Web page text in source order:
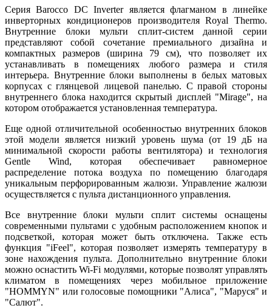
Серия Barocco DC Inverter является флагманом в линейке
инверторных кондиционеров производителя Royal Thermo.
Внутренние блоки мульти сплит-систем данной серии
представляют собой сочетание премиального дизайна и
компактных размеров (ширина 79 см), что позволяет их
устанавливать в помещениях любого размера и стиля
интерьера. Внутренние блоки выполнены в белых матовых
корпусах с глянцевой лицевой панелью. С правой стороны
внутреннего блока находится скрытый дисплей "Mirage", на
котором отображается установленная температура.
Еще одной отличительной особенностью внутренних блоков
этой модели является низкий уровень шума (от 19 дБ на
минимальной скорости работы вентилятора) и технология
Gentle Wind, которая обеспечивает равномерное
распределение потока воздуха по помещению благодаря
уникальным перфорированным жалюзи. Управление жалюзи
осуществляется с пульта дистанционного управления.
Все внутренние блоки мульти сплит системы оснащены
современными пультами с удобным расположением кнопок и
подсветкой, которая может быть отключена. Также есть
функция "iFeel", которая позволяет измерять температуру в
зоне нахождения пульта. Дополнительно внутренние блоки
можно оснастить Wi-Fi модулями, которые позволят управлять
климатом в помещениях через мобильное приложение
"HOMMYN" или голосовые помощники "Алиса", "Маруся" и
"Салют".